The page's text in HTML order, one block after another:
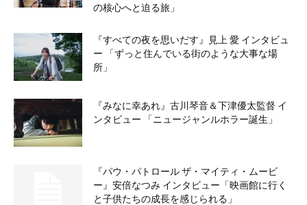
の核心へと迫る旅」
『すべての夜を思いだす』見上 愛 インタビュ
ー 「ずっと住んでいる街のような大事な場
所」
『みなに幸あれ』古川琴音＆下津優太監督 イ
ンタビュー 「ニュージャンルホラー誕生」
『パウ・パトロール ザ・マイティ・ムービ
ー』安倍なつみ インタビュー「映画館に行く
と子供たちの成長を感じられる」